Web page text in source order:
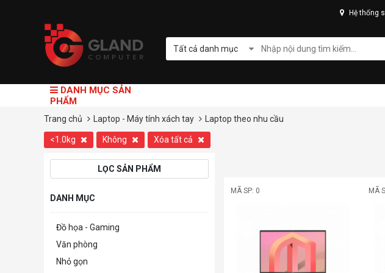
Hệ thống
Tất cả danh mục
DANH MỤC SẢN
PHẨM
Trang chủ Laptop - Máy tính xách tay Laptop theo nhu cầu
<1.0kg Không Xóa tất cả
LỌC SẢN PHẨM
DANH MỤC
Đồ họa - Gaming
Văn phòng
Nhỏ gọn
MÃ SP: 0 MÃ